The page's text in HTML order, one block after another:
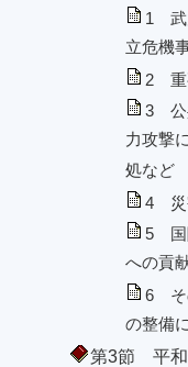
1 武
立危機
2 重
3 公
力攻撃
処など
4 災
5 国
への貢
6 そ
の整備
第3節 平和